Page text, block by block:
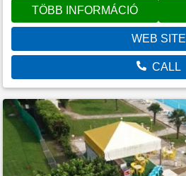
TÖBB INFORMÁCIÓ
WEB SITE
CALL